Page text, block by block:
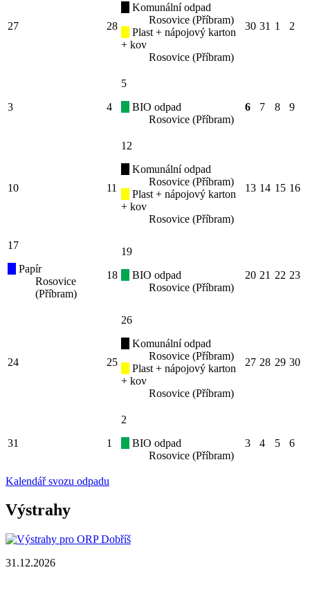
27 28
Komunální odpad
Rosovice (Příbram)
Plast + nápojový karton
+ kov
Rosovice (Příbram)
30 31 1 2
3 4
5
BIO odpad
Rosovice (Příbram)
6 7 8 9
10 11
12
Komunální odpad
Rosovice (Příbram)
Plast + nápojový karton
+ kov
Rosovice (Příbram)
13 14 15 16
17
Papír
Rosovice
(Příbram)
18
19
BIO odpad
Rosovice (Příbram)
20 21 22 23
24 25
26
Komunální odpad
Rosovice (Příbram)
Plast + nápojový karton
+ kov
Rosovice (Příbram)
27 28 29 30
31 1
2
BIO odpad
Rosovice (Příbram)
3 4 5 6
Kalendář svozu odpadu
Výstrahy
31.12.2026